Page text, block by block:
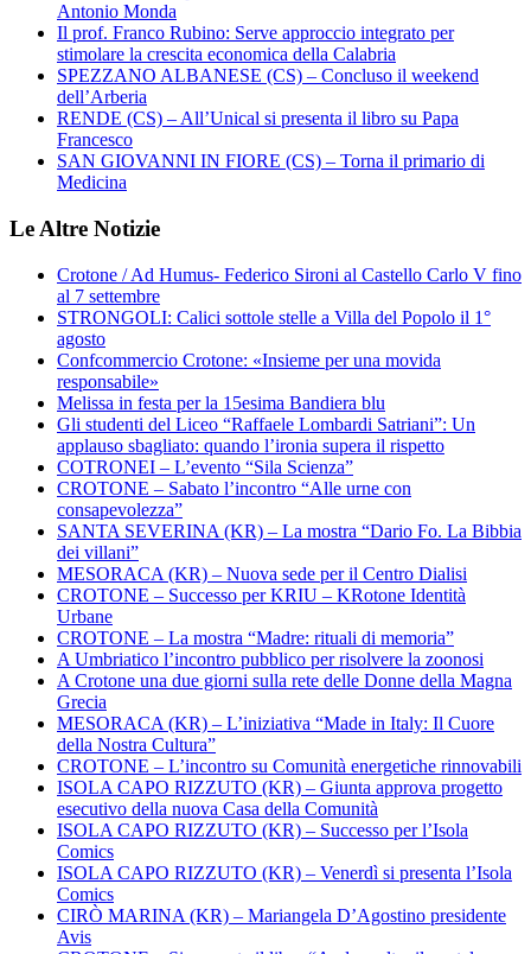
Antonio Monda
Il prof. Franco Rubino: Serve approccio integrato per
stimolare la crescita economica della Calabria
SPEZZANO ALBANESE (CS) – Concluso il weekend
dell’Arberia
RENDE (CS) – All’Unical si presenta il libro su Papa
Francesco
SAN GIOVANNI IN FIORE (CS) – Torna il primario di
Medicina
Le Altre Notizie
Crotone / Ad Humus- Federico Sironi al Castello Carlo V fino
al 7 settembre
STRONGOLI: Calici sottole stelle a Villa del Popolo il 1°
agosto
Confcommercio Crotone: «Insieme per una movida
responsabile»
Melissa in festa per la 15esima Bandiera blu
Gli studenti del Liceo “Raffaele Lombardi Satriani”: Un
applauso sbagliato: quando l’ironia supera il rispetto
COTRONEI – L’evento “Sila Scienza”
CROTONE – Sabato l’incontro “Alle urne con
consapevolezza”
SANTA SEVERINA (KR) – La mostra “Dario Fo. La Bibbia
dei villani”
MESORACA (KR) – Nuova sede per il Centro Dialisi
CROTONE – Successo per KRIU – KRotone Identità
Urbane
CROTONE – La mostra “Madre: rituali di memoria”
A Umbriatico l’incontro pubblico per risolvere la zoonosi
A Crotone una due giorni sulla rete delle Donne della Magna
Grecia
MESORACA (KR) – L’iniziativa “Made in Italy: Il Cuore
della Nostra Cultura”
CROTONE – L’incontro su Comunità energetiche rinnovabili
ISOLA CAPO RIZZUTO (KR) – Giunta approva progetto
esecutivo della nuova Casa della Comunità
ISOLA CAPO RIZZUTO (KR) – Successo per l’Isola
Comics
ISOLA CAPO RIZZUTO (KR) – Venerdì si presenta l’Isola
Comics
CIRÒ MARINA (KR) – Mariangela D’Agostino presidente
Avis